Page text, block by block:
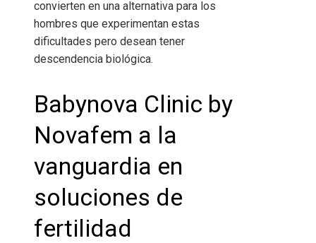
convierten en una alternativa para los
hombres que experimentan estas
dificultades pero desean tener
descendencia biológica.
Babynova Clinic by
Novafem a la
vanguardia en
soluciones de
fertilidad